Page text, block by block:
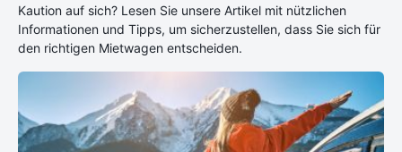
Kaution auf sich? Lesen Sie unsere Artikel mit nützlichen
Informationen und Tipps, um sicherzustellen, dass Sie sich für
den richtigen Mietwagen entscheiden.